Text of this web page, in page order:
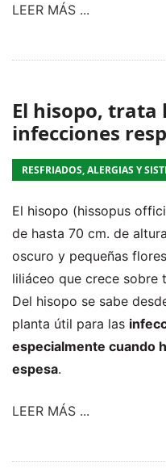
LEER MÁS ...
El hisopo, trata
infecciones
RESFRIADOS, ALERGIAS Y
El hisopo (hissopus
de hasta 70 cm. de
oscuro y pequeñas
liliáceo que crece sobre
Del hisopo se sabe
planta útil para las
especialmente cuando
espesa.
LEER MÁS ...